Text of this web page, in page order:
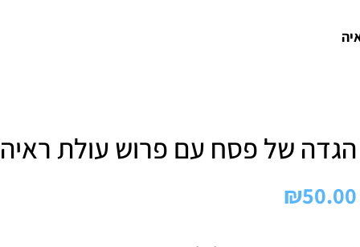
הגדה של פסח עם פרוש עולת ראיה
₪50.00